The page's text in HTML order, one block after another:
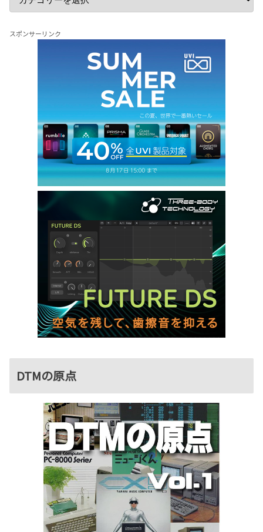
スポンサーリンク
DTMの原点